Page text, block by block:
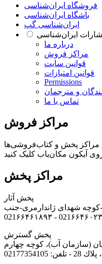
فروشگاه ایران‌شناسی
باشگاه ایران‌شناسی
ایران‌شناسی گپ
ایران‌شناسی
درباره ما
مراکز فروش
قوانین سایت
قوانین امتیازات
Permissions
و مترجمان
تماس با ما
مراکز فروش
مراکز پخش و کتاب‌فروشی‌ها
آیکون مکان‌یاب کلیک کنید
مراکز پخش
پخش آثار
خیابان ۱۲ فروردین-کوچه شهدای ژاندارمری-جنب
پخش گسترش
(سازمان آب)، کوچه چهارم
28 -
تلفن: 02177354105